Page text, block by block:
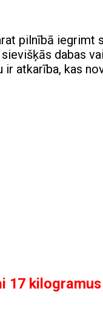
pilnībā iegrimt
dabas
atkarība, kas
17 kilogramus